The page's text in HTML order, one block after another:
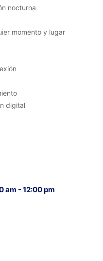
nocturna
momento y lugar
digital
am - 12:00 pm